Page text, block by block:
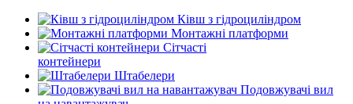
Ківш з гідроциліндром
Монтажні платформи
Сітчасті
контейнери
Штабелери
Подовжувачі вил